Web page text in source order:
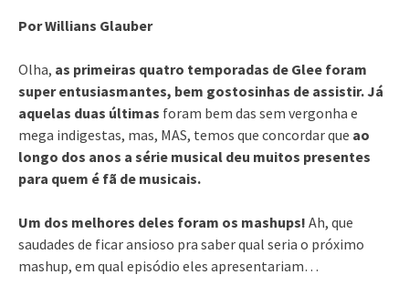
Por Willians Glauber
Olha, as primeiras quatro temporadas de Glee foram
super entusiasmantes, bem gostosinhas de assistir. Já
aquelas duas últimas foram bem das sem vergonha e
mega indigestas, mas, MAS, temos que concordar que ao
longo dos anos a série musical deu muitos presentes
para quem é fã de musicais.
Um dos melhores deles foram os mashups! Ah, que
saudades de ficar ansioso pra saber qual seria o próximo
mashup, em qual episódio eles apresentariam…